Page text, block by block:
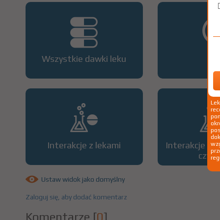
Wszystkie dawki leku
Interakcje z lekami
Interakcje z
Ustaw widok jako domyślny
Zaloguj się, aby dodać komentarz
Komentarze [0]